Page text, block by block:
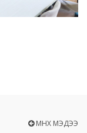
ӨМНӨХ МЭДЭЭ